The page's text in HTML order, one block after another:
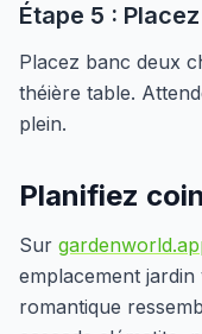
Étape 5 :
Placez banc deux
théière table.
plein.
Planifiez
Sur
emplacement
romantique